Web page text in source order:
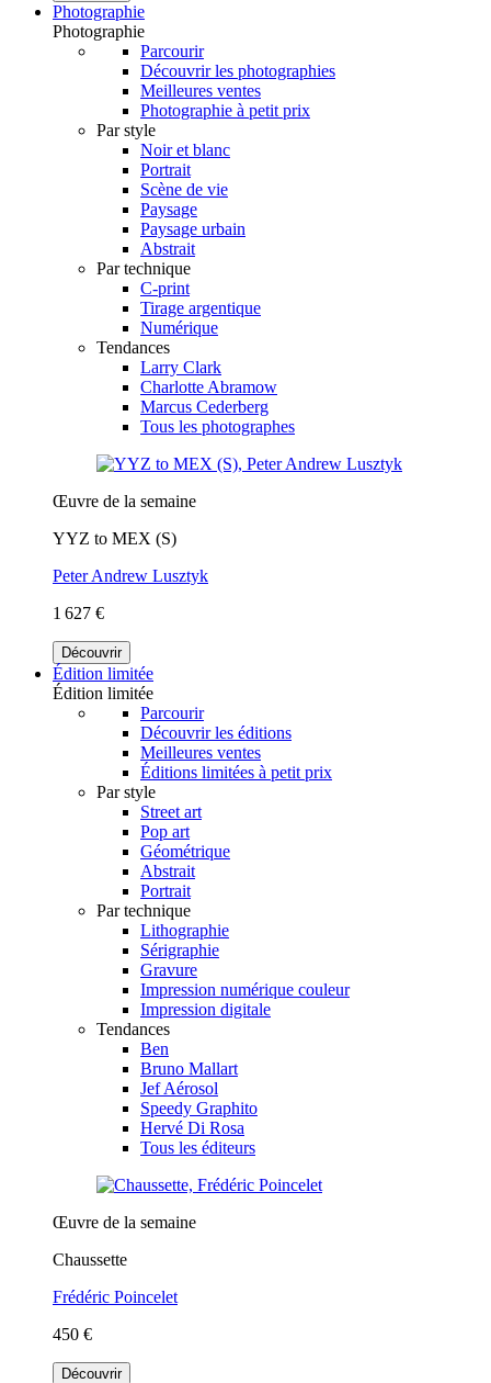
Photographie
Photographie
Parcourir
Découvrir les photographies
Meilleures ventes
Photographie à petit prix
Par style
Noir et blanc
Portrait
Scène de vie
Paysage
Paysage urbain
Abstrait
Par technique
C-print
Tirage argentique
Numérique
Tendances
Larry Clark
Charlotte Abramow
Marcus Cederberg
Tous les photographes
Œuvre de la semaine
YYZ to MEX (S)
Peter Andrew Lusztyk
1 627 €
Découvrir
Édition limitée
Édition limitée
Parcourir
Découvrir les éditions
Meilleures ventes
Éditions limitées à petit prix
Par style
Street art
Pop art
Géométrique
Abstrait
Portrait
Par technique
Lithographie
Sérigraphie
Gravure
Impression numérique couleur
Impression digitale
Tendances
Ben
Bruno Mallart
Jef Aérosol
Speedy Graphito
Hervé Di Rosa
Tous les éditeurs
Œuvre de la semaine
Chaussette
Frédéric Poincelet
450 €
Découvrir